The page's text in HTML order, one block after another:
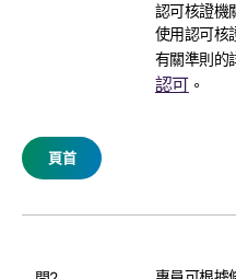
認可核證機
使用認可核
有關準則的
認可。
頁首